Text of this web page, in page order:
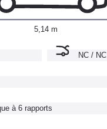
5,14 m
NC / NC
à 6 rapports